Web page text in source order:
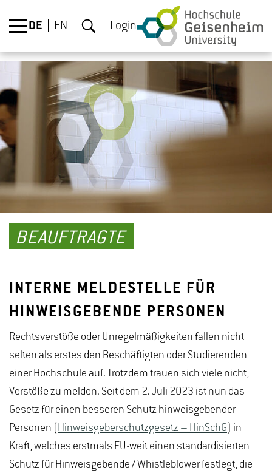
DE EN Login
BEAUFTRAGTE
INTERNE MELDESTELLE FÜR
HINWEISGEBENDE PERSONEN
Rechtsverstöße oder Unregelmäßigkeiten fallen nicht
selten als erstes den Beschäftigten oder Studierenden
einer Hochschule auf. Trotzdem trauen sich viele nicht,
Verstöße zu melden. Seit dem 2. Juli 2023 ist nun das
Gesetz für einen besseren Schutz hinweisgebender
Personen ( Hinweisgeberschutzgesetz – HinSchG ) in
Kraft, welches erstmals EU-weit einen standardisierten
Schutz für Hinweisgebende / Whistleblower festlegt, die